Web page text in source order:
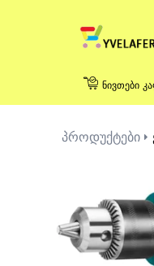
ნივთები
პროდუქტები